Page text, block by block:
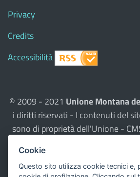
Privacy
Credits
Accessibilità
© 2009 - 2021 Unione Montana
i diritti riservati - I contenuti del
sono di proprietà dell'Unione -
DISLESSIA,
Leggibilità.
Cookie
Questo sito utilizza cookie tecnici e,